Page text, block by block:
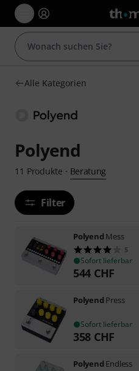
Alle Kategorien
Polyend
11 Produkte · Beratung
Filter
Polyend Mess
5
Sofort lieferbar
544 CHF
Polyend Press
Sofort lieferbar
358 CHF
Polyend Endless